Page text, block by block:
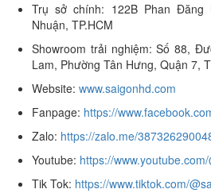
Trụ sở chính: 122B Phan Đăng
Nhuận, TP.HCM
Showroom trải nghiệm: Số 88,
Lam, Phường Tân Hưng, Quận 7,
Website: www.saigonhd.com
Fanpage: https://
Zalo: https://zalo.me/
Youtube: https://
Tik Tok: https://www.tiktok.com/